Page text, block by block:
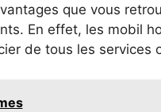
que vous
En effet, les mobil
de tous les services